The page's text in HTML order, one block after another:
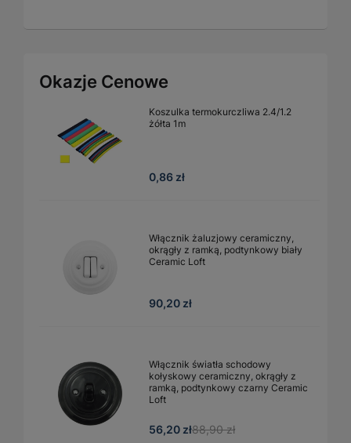
Okazje Cenowe
Koszulka termokurczliwa 2.4/1.2
żółta 1m
0,86 zł
Włącznik żaluzjowy ceramiczny,
okrągły z ramką, podtynkowy biały
Ceramic Loft
90,20 zł
Włącznik światła schodowy
kołyskowy ceramiczny, okrągły z
ramką, podtynkowy czarny Ceramic
Loft
56,20 zł88,90 zł